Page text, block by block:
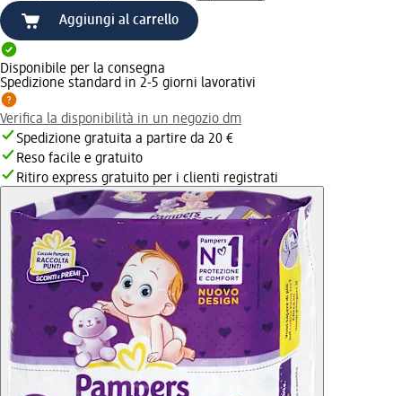
Aggiungi al carrello
Disponibile per la consegna
Spedizione standard in 2-5 giorni lavorativi
Verifica la disponibilità in un negozio dm
Spedizione gratuita a partire da 20 €
Reso facile e gratuito
Ritiro express gratuito per i clienti registrati